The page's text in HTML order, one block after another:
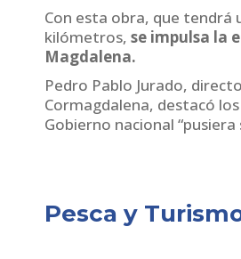
Con esta obra, que tendrá
kilómetros, se impulsa la
Magdalena.
Pedro Pablo Jurado,
Cormagdalena, destacó
Gobierno nacional
Pesca y